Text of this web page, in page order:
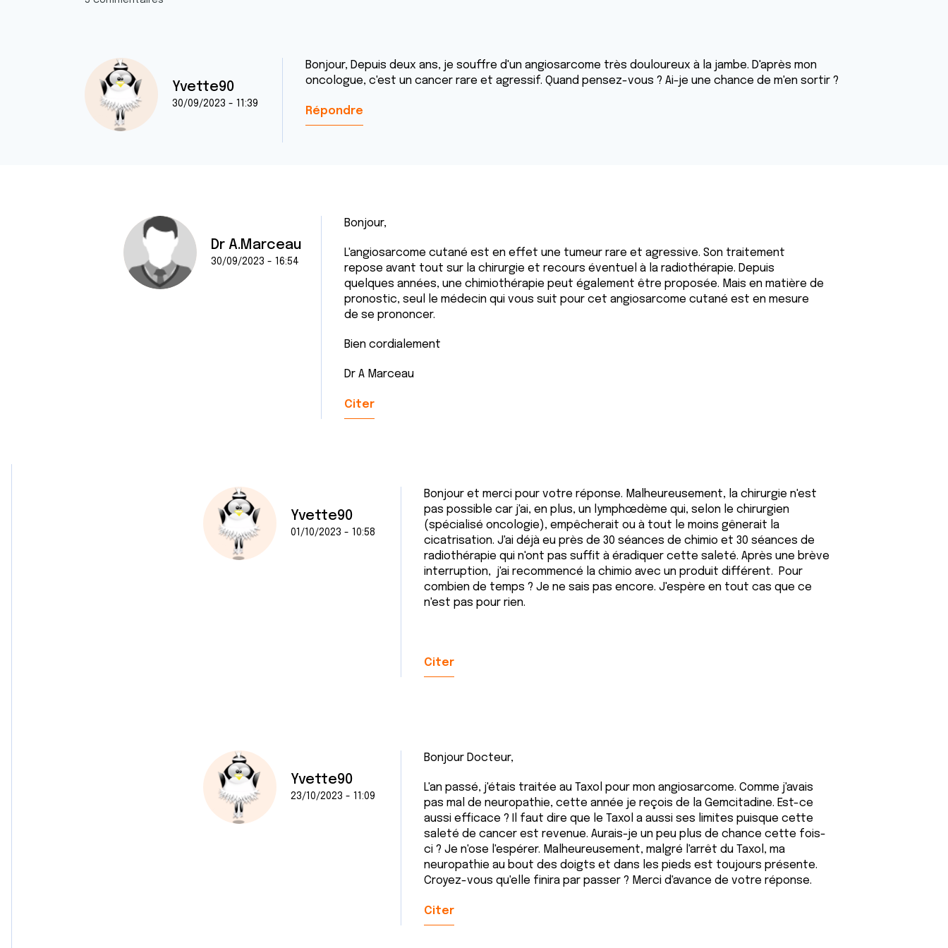
Yvette90
30/09/2023 - 11:39
Bonjour, Depuis deux ans, je souffre d'un angiosarcome très douloureux à la jambe. D'après mon
oncologue, c'est un cancer rare et agressif. Quand pensez-vous ? Ai-je une chance de m'en sortir ?
Répondre
Dr A.Marceau
30/09/2023 - 16:54
Bonjour,
L'angiosarcome cutané est en effet une tumeur rare et agressive. Son traitement
repose avant tout sur la chirurgie et recours éventuel à la radiothérapie. Depuis
quelques années, une chimiothérapie peut également être proposée. Mais en matière de
pronostic, seul le médecin qui vous suit pour cet angiosarcome cutané est en mesure
de se prononcer.
Bien cordialement
Dr A Marceau
Citer
Yvette90
01/10/2023 - 10:58
Bonjour et merci pour votre réponse. Malheureusement, la chirurgie n'est
pas possible car j'ai, en plus, un lymphœdème qui, selon le chirurgien
(spécialisé oncologie), empêcherait ou à tout le moins gênerait la
cicatrisation. J'ai déjà eu près de 30 séances de chimio et 30 séances de
radiothérapie qui n'ont pas suffit à éradiquer cette saleté. Après une brève
interruption, j'ai recommencé la chimio avec un produit différent. Pour
combien de temps ? Je ne sais pas encore. J'espère en tout cas que ce
n'est pas pour rien.
Citer
Yvette90
23/10/2023 - 11:09
Bonjour Docteur,
L'an passé, j'étais traitée au Taxol pour mon angiosarcome. Comme j'avais
pas mal de neuropathie, cette année je reçois de la Gemcitadine. Est-ce
aussi efficace ? Il faut dire que le Taxol a aussi ses limites puisque cette
saleté de cancer est revenue. Aurais-je un peu plus de chance cette fois-
ci ? Je n'ose l'espérer. Malheureusement, malgré l'arrêt du Taxol, ma
neuropathie au bout des doigts et dans les pieds est toujours présente.
Croyez-vous qu'elle finira par passer ? Merci d'avance de votre réponse.
Citer